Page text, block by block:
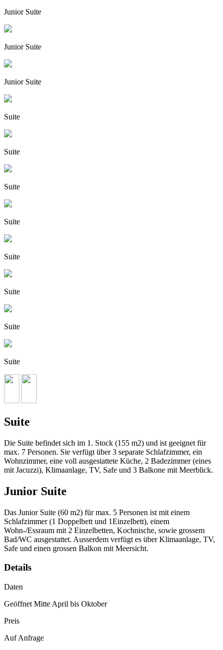
Junior Suite
Junior Suite
Junior Suite
Suite
Suite
Suite
Suite
Suite
Suite
Suite
Suite
Suite
Die Suite befindet sich im 1. Stock (155 m2) und ist geeignet für
max. 7 Personen. Sie verfügt über 3 separate Schlafzimmer, ein
Wohnzimmer, eine voll ausgestattete Küche, 2 Badezimmer (eines
mit Jacuzzi), Klimaanlage, TV, Safe und 3 Balkone mit Meerblick.
Junior Suite
Das Junior Suite (60 m2) für max. 5 Personen ist mit einem
Schlafzimmer (1 Doppelbett und 1Einzelbett), einem
Wohn-/Essraum mit 2 Einzelbetten, Kochnische, sowie grossem
Bad/WC ausgestattet. Ausserdem verfügt es über Klimaanlage, TV,
Safe und einen grossen Balkon mit Meersicht.
Details
Daten
Geöffnet Mitte April bis Oktober
Preis
Auf Anfrage